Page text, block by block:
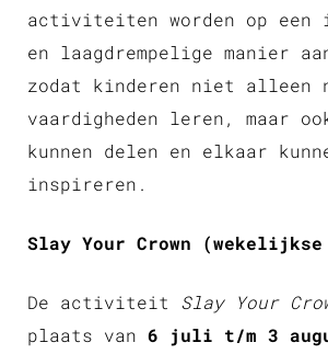
activiteiten worden op een
en laagdrempelige manier
zodat kinderen niet alleen
vaardigheden leren, maar
kunnen delen en elkaar
inspireren.
Slay Your Crown (wekelijkse
De activiteit Slay Your
plaats van 6 juli t/m 3